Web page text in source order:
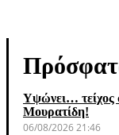
Υψώνει… τείχος
Μουρατίδη!
06/08/2026 21:46